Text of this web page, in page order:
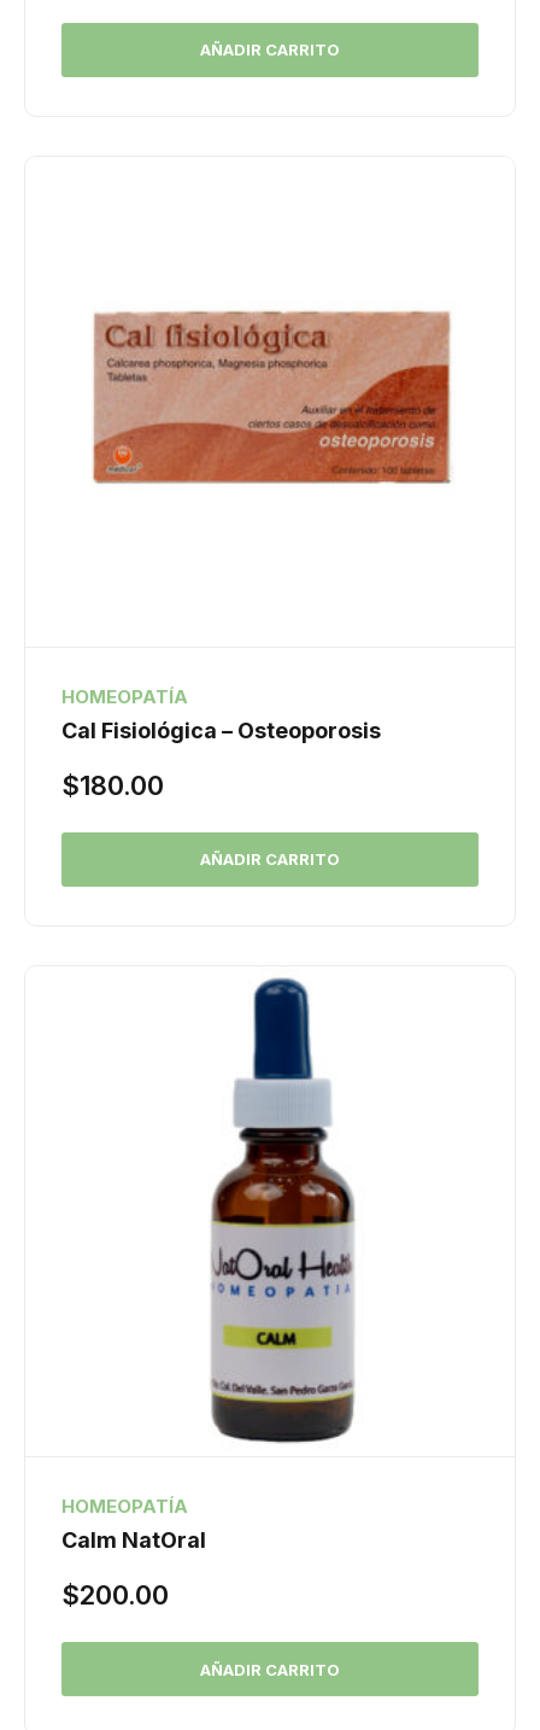
AÑADIR CARRITO
HOMEOPATÍA
Cal Fisiológica – Osteoporosis
$180.00
AÑADIR CARRITO
HOMEOPATÍA
Calm NatOral
$200.00
AÑADIR CARRITO